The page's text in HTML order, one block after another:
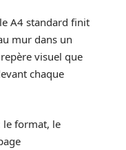
A4 standard finit
mur dans un
visuel que
chaque
le format, le